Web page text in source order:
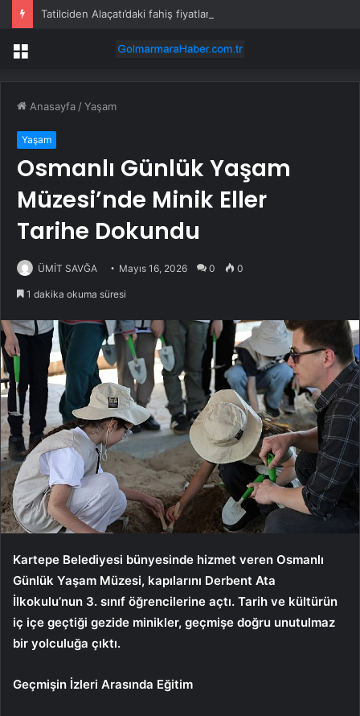
Menü
Anasayfa /Yaşam
Yaşam
Osmanlı Günlük Yaşam
Müzesi’nde Minik Eller
Tarihe Dokundu
ÜMİT SAVĞA Mayıs 16, 2026 0 0
1 dakika okuma süresi
Kartepe Belediyesi bünyesinde hizmet veren Osmanlı
Günlük Yaşam Müzesi, kapılarını Derbent Ata
İlkokulu’nun 3. sınıf öğrencilerine açtı. Tarih ve kültürün
iç içe geçtiği gezide minikler, geçmişe doğru unutulmaz
bir yolculuğa çıktı.
Geçmişin İzleri Arasında Eğitim